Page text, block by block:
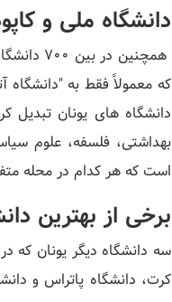
دانشگاه ملی و
بهداشتی، فلسفه، علوم
است که هر کدام در محله
برخی از بهترین
کرت، دانشگاه پاتراس و